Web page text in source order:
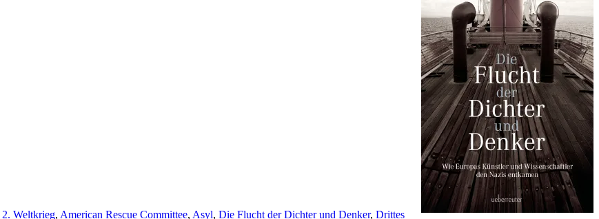
2. Weltkrieg, American Rescue Committee, Asyl, Die Flucht der Dichter und Denker, Drittes